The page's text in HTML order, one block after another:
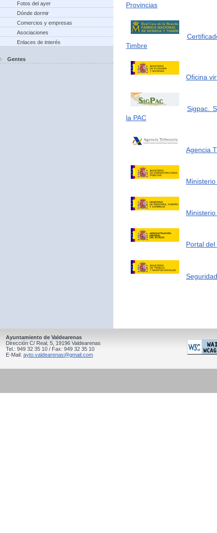
Fotos del ayer
Dónde dormir
Comercios y empresas
Asociaciones
Enlaces de interés
Gentes
Provincias
Timbre
Oficina
Sigpac.
la PAC
Agencia
Portal
Ayuntamiento de Valdearenas
Dirección C/ Real, 5, 19196 Valdearenas
Tel.: 949 32 35 10 / Fax: 949 32 35 10
E-Mail: ayto.valdearenas@gmail.com